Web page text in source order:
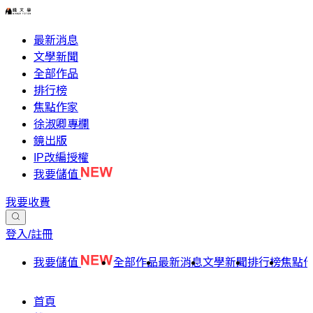
最新消息
文學新聞
全部作品
排行榜
焦點作家
徐淑卿專欄
鏡出版
IP改編授權
我要儲值
我要收費
登入/註冊
我要儲值 全部作品最新消息文學新聞排行榜焦點
首頁